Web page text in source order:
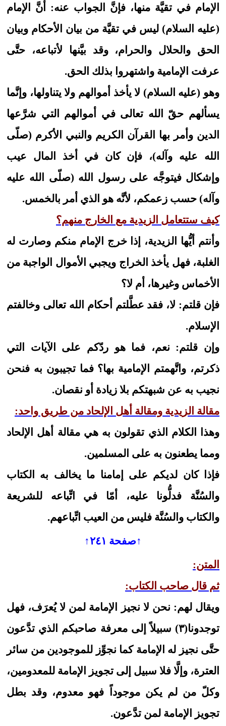
الإمام في تقيَّة منها، فإنَّ الجواب عنه: أنَّ الإمام
(عليه السلام) ليس في تقيَّة من بيان الأحكام وبيان
الحق والحلال والحرام، وقد بيَّنها لأتباعه، حتَّى
عرفت الإمامية واشتهروا بذلك الحق.
وهو (عليه السلام) لا يأخذ أموالهم ولا يتناولها، وإنَّما
يسألهم حقّ الله تعالى في أموالهم التي شرَّعها
الدين وأمر بها القرآن الكريم والنبي الأكرم (صلّى
الله عليه وآله)، فإن كان في أخذ المال عيب
وإشكال فيتوجَّه على رسول الله (صلّى الله عليه
وآله) حسب زعمكم، لأنَّه هو الذي أمر بالخمس.
كيف ستتعامل الزيدية مع الخارج منهم؟
وأنتم أيُّها الزيدية، إذا خرج الإمام منكم وصارت له
الغلبة، فهل يأخذ الخراج ويجبي الأموال الواجبة من
الأخماس وغيرها، أم لا؟
فإن قلتم: لا، فقد عطَّلتم أحكام الله تعالى وخالفتم
الإسلام.
وإن قلتم: نعم، فما هو ردّكم على الآيات التي
ذكرتم، واتَّهمتم الإمامية بها؟ فما تجيبون به فنحن
نجيب به عن شبهتكم بلا زيادة أو نقصان.
مقالة الزيدية ومقالة أهل الإلحاد من طريق واحد:
وهذا الكلام الذي تقولون به هي مقالة أهل الإلحاد
ومما يطعنون به على المسلمين.
فإذا كان لديكم على إمامنا ما يخالف به الكتاب
والسُنَّة فدلُّونا عليه، أمّا في اتِّباعه للشريعة
والكتاب والسُنَّة فليس من العيب اتِّباعهم.
↑صفحة ٢٤١↑
المتن:
ثم قال صاحب الكتاب:
ويقال لهم: نحن لا نجيز الإمامة لمن لا يُعرَف، فهل
توجدونا(٣) سبيلاً إلى معرفة صاحبكم الذي تدَّعون
حتَّى نجيز له الإمامة كما نجوِّز للموجودين من سائر
العترة، وإلَّا فلا سبيل إلى تجويز الإمامة للمعدومين،
وكلّ من لم يكن موجوداً فهو معدوم، وقد بطل
تجويز الإمامة لمن تدَّعون.